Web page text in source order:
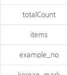
totalCount
items
example_no